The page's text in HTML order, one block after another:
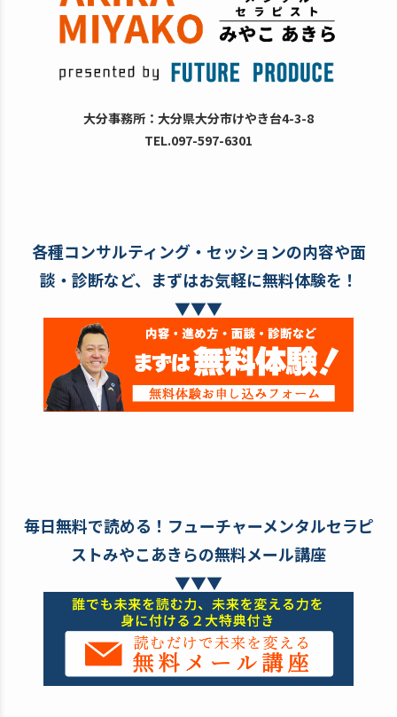
大分事務所：大分県大分市けやき台4-3-8
TEL.097-597-6301
各種コンサルティング・セッションの内容や面
談・診断など、まずはお気軽に無料体験を！
▼▼▼
毎日無料で読める！フューチャーメンタルセラピ
ストみやこあきらの無料メール講座
▼▼▼